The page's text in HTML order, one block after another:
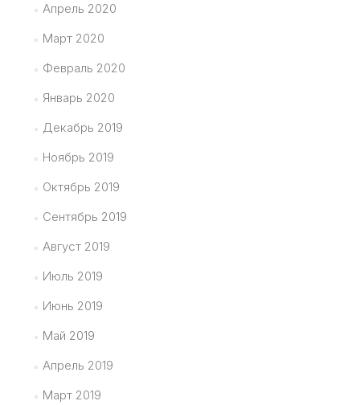
Апрель 2020
Март 2020
Февраль 2020
Январь 2020
Декабрь 2019
Ноябрь 2019
Октябрь 2019
Сентябрь 2019
Август 2019
Июль 2019
Июнь 2019
Май 2019
Апрель 2019
Март 2019